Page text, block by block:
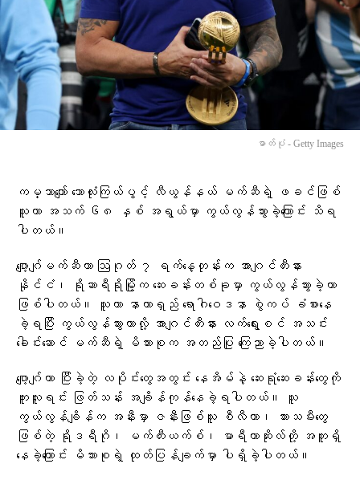
ဓာတ်ပုံ - Getty Images
ကမ္ဘာကျော် ဘောလုံးကြယ်ပွင့် လီယွန်နယ် မက်ဆီရဲ့ ဖခင်ဖြစ်
သူဟာ အသက် ၆၈ နှစ် အရွယ်မှာ ကွယ်လွန်သွားခဲ့ကြောင်း သိရ
ပါတယ်။
ဂျော့ဂျ်မက်ဆီဟာ ဩဂုတ် ၇ ရက်နေ့တုန်းက အာဂျင်တီးနား
နိုင်ငံ၊ ရိုဆာရီရိုမြို့က ဆေးခန်းတစ်ခုမှာ ကွယ်လွန်သွားခဲ့တာ
ဖြစ်ပါတယ်။ သူဟာ နာတာရှည် ရောဂါဝေဒနာ စွဲကပ် ခံစားနေ
ခဲ့ရပြီး ကွယ်လွန်သွားတာလို့ အာဂျင်တီးနား လက်ရွေးစင် အသင်း
ခေါင်းဆောင် မက်ဆီရဲ့ မိသားစုက အတည်ပြု ကြေညာခဲ့ပါတယ်။
ဂျော့ဂျ်ဟာ ပြီးခဲ့တဲ့ လပိုင်းတွေအတွင်း နေအိမ်နဲ့ ဆေးရုံဆေးခန်းတွေကို
ကူးလူးရင်း ဖြတ်သန်း အချိန်ကုန်နေခဲ့ရပါတယ်။ သူ
ကွယ်လွန်ချိန်က အနီးမှာ ဇနီးဖြစ်သူ စီလီယာ၊ သားသမီးတွေ
ဖြစ်တဲ့ ရိုဒရီဂို၊ မက်တီးယက်စ်၊ မာရီယာဆိုးလ်တို့ အတူရှိ
နေခဲ့ကြောင်း မိသားစုရဲ့ ထုတ်ပြန်ချက်မှာ ပါရှိခဲ့ပါတယ်။